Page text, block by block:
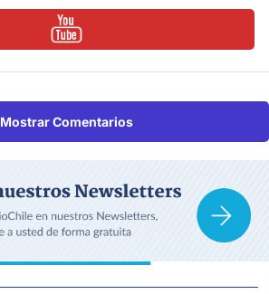
Mostrar Comentarios